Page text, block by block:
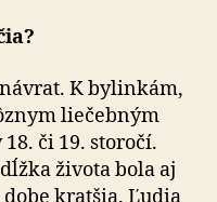
K bylinkám,
liečebným
či 19. storočí.
života bola aj
kratšia. Ľudia